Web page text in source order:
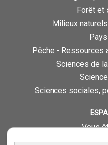
Forêt et
Milieux
Pêche - Ressources
Sciences de
Sciences sociales,
Vous
Vous